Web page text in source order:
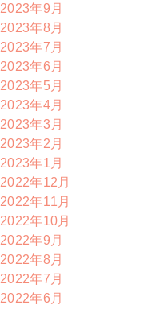
2023年9月
2023年8月
2023年7月
2023年6月
2023年5月
2023年4月
2023年3月
2023年2月
2023年1月
2022年12月
2022年11月
2022年10月
2022年9月
2022年8月
2022年7月
2022年6月